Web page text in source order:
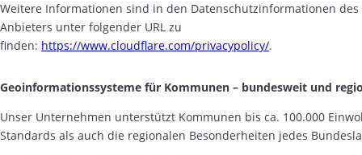
Weitere Informationen sind in den Datenschutzinformationen des
Anbieters unter folgender URL zu
finden: https://www.cloudflare.com/privacypolicy/.
Geoinformationssysteme für Kommunen – bundesweit und
Unser Unternehmen unterstützt Kommunen bis ca. 100.000
Standards als auch die regionalen Besonderheiten jedes